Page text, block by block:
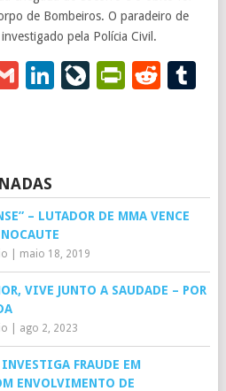
de Bombeiros. O paradeiro de
pela Polícia Civil.
GmailLinkedIn
– LUTADOR DE MMA VENCE
maio 18, 2019
VIVE JUNTO A SAUDADE – POR
ago 2, 2023
FRAUDE EM
ENVOLVIMENTO DE